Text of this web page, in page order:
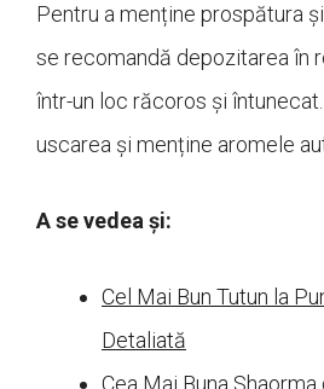
Pentru a menține prospătura
se recomandă depozitarea în
într-un loc răcoros și
uscarea și menține aromele
A se vedea și:
Cel Mai Bun Tutun la
Detaliată
Cea Mai Buna